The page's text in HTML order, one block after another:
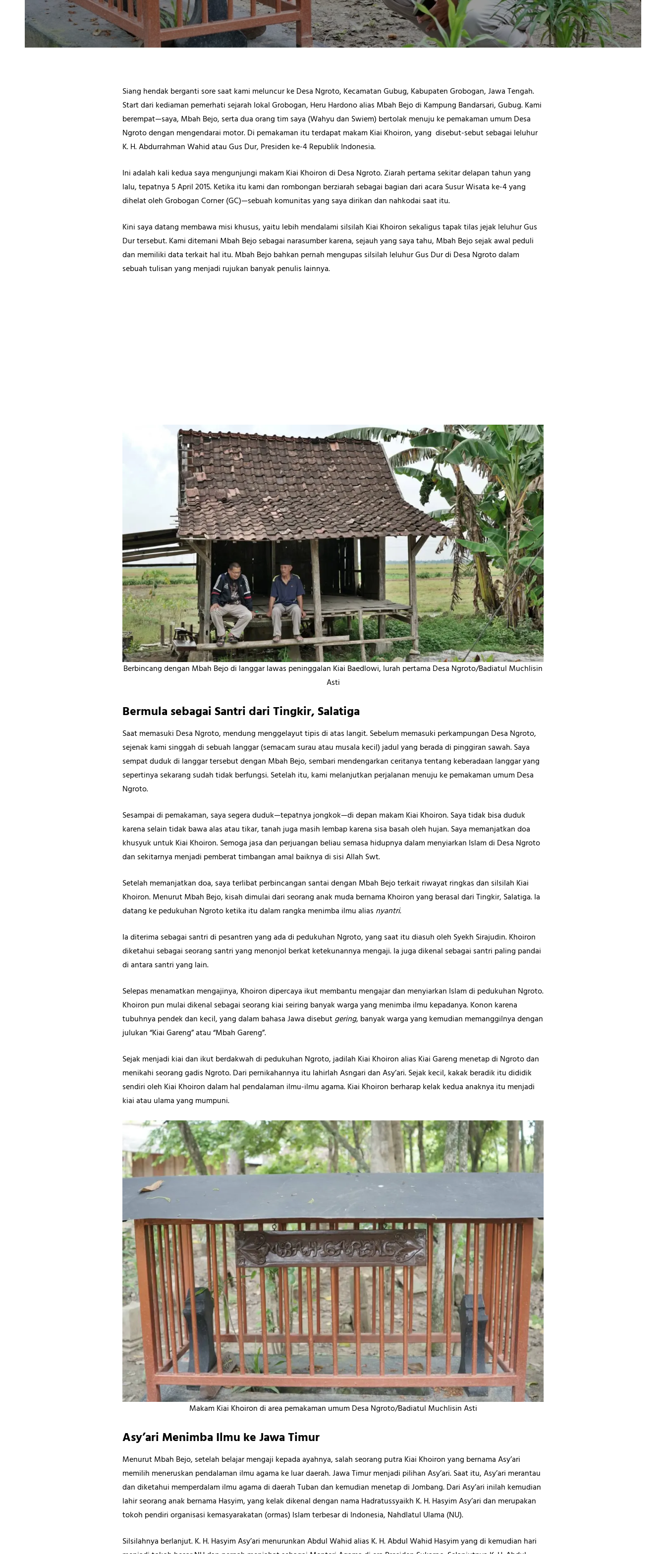
Siang hendak berganti sore saat kami meluncur ke Desa Ngroto, Kecamatan Gubug, Kabupaten Grobogan, Jawa Tengah.
Start dari kediaman pemerhati sejarah lokal Grobogan, Heru Hardono alias Mbah Bejo di Kampung Bandarsari, Gubug. Kami
berempat—saya, Mbah Bejo, serta dua orang tim saya (Wahyu dan Swiem) bertolak menuju ke pemakaman umum Desa
Ngroto dengan mengendarai motor. Di pemakaman itu terdapat makam Kiai Khoiron, yang disebut-sebut sebagai leluhur
K. H. Abdurrahman Wahid atau Gus Dur, Presiden ke-4 Republik Indonesia.
Ini adalah kali kedua saya mengunjungi makam Kiai Khoiron di Desa Ngroto. Ziarah pertama sekitar delapan tahun yang
lalu, tepatnya 5 April 2015. Ketika itu kami dan rombongan berziarah sebagai bagian dari acara Susur Wisata ke-4 yang
dihelat oleh Grobogan Corner (GC)—sebuah komunitas yang saya dirikan dan nahkodai saat itu.
Kini saya datang membawa misi khusus, yaitu lebih mendalami silsilah Kiai Khoiron sekaligus tapak tilas jejak leluhur Gus
Dur tersebut. Kami ditemani Mbah Bejo sebagai narasumber karena, sejauh yang saya tahu, Mbah Bejo sejak awal peduli
dan memiliki data terkait hal itu. Mbah Bejo bahkan pernah mengupas silsilah leluhur Gus Dur di Desa Ngroto dalam
sebuah tulisan yang menjadi rujukan banyak penulis lainnya.
Berbincang dengan Mbah Bejo di langgar lawas peninggalan Kiai Baedlowi, lurah pertama Desa Ngroto/Badiatul Muchlisin
Asti
Bermula sebagai Santri dari Tingkir, Salatiga
Saat memasuki Desa Ngroto, mendung menggelayut tipis di atas langit. Sebelum memasuki perkampungan Desa Ngroto,
sejenak kami singgah di sebuah langgar (semacam surau atau musala kecil) jadul yang berada di pinggiran sawah. Saya
sempat duduk di langgar tersebut dengan Mbah Bejo, sembari mendengarkan ceritanya tentang keberadaan langgar yang
sepertinya sekarang sudah tidak berfungsi. Setelah itu, kami melanjutkan perjalanan menuju ke pemakaman umum Desa
Ngroto.
Sesampai di pemakaman, saya segera duduk—tepatnya jongkok—di depan makam Kiai Khoiron. Saya tidak bisa duduk
karena selain tidak bawa alas atau tikar, tanah juga masih lembap karena sisa basah oleh hujan. Saya memanjatkan doa
khusyuk untuk Kiai Khoiron. Semoga jasa dan perjuangan beliau semasa hidupnya dalam menyiarkan Islam di Desa Ngroto
dan sekitarnya menjadi pemberat timbangan amal baiknya di sisi Allah Swt.
Setelah memanjatkan doa, saya terlibat perbincangan santai dengan Mbah Bejo terkait riwayat ringkas dan silsilah Kiai
Khoiron. Menurut Mbah Bejo, kisah dimulai dari seorang anak muda bernama Khoiron yang berasal dari Tingkir, Salatiga. Ia
datang ke pedukuhan Ngroto ketika itu dalam rangka menimba ilmu alias nyantri.
Ia diterima sebagai santri di pesantren yang ada di pedukuhan Ngroto, yang saat itu diasuh oleh Syekh Sirajudin. Khoiron
diketahui sebagai seorang santri yang menonjol berkat ketekunannya mengaji. Ia juga dikenal sebagai santri paling pandai
di antara santri yang lain.
Selepas menamatkan mengajinya, Khoiron dipercaya ikut membantu mengajar dan menyiarkan Islam di pedukuhan Ngroto.
Khoiron pun mulai dikenal sebagai seorang kiai seiring banyak warga yang menimba ilmu kepadanya. Konon karena
tubuhnya pendek dan kecil, yang dalam bahasa Jawa disebutgering, banyak warga yang kemudian memanggilnya dengan
julukan “Kiai Gareng” atau “Mbah Gareng”.
Sejak menjadi kiai dan ikut berdakwah di pedukuhan Ngroto, jadilah Kiai Khoiron alias Kiai Gareng menetap di Ngroto dan
menikahi seorang gadis Ngroto. Dari pernikahannya itu lahirlah Asngari dan Asy’ari. Sejak kecil, kakak beradik itu dididik
sendiri oleh Kiai Khoiron dalam hal pendalaman ilmu-ilmu agama. Kiai Khoiron berharap kelak kedua anaknya itu menjadi
kiai atau ulama yang mumpuni.
Makam Kiai Khoiron di area pemakaman umum Desa Ngroto/Badiatul Muchlisin Asti
Asy’ari Menimba Ilmu ke Jawa Timur
Menurut Mbah Bejo, setelah belajar mengaji kepada ayahnya, salah seorang putra Kiai Khoiron yang bernama Asy’ari
memilih meneruskan pendalaman ilmu agama ke luar daerah. Jawa Timur menjadi pilihan Asy’ari. Saat itu, Asy’ari merantau
dan diketahui memperdalam ilmu agama di daerah Tuban dan kemudian menetap di Jombang. Dari Asy’ari inilah kemudian
lahir seorang anak bernama Hasyim, yang kelak dikenal dengan nama Hadratussyaikh K. H. Hasyim Asy’ari dan merupakan
tokoh pendiri organisasi kemasyarakatan (ormas) Islam terbesar di Indonesia, Nahdlatul Ulama (NU).
Silsilahnya berlanjut. K. H. Hasyim Asy’ari menurunkan Abdul Wahid alias K. H. Abdul Wahid Hasyim yang di kemudian hari